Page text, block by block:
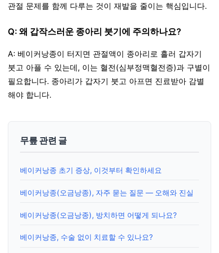
관절 문제를 함께 다루는 것이 재발을 줄이는 핵심입니다.
Q: 왜 갑작스러운 종아리 붓기에 주의하나요?
A: 베이커낭종이 터지면 관절액이 종아리로 흘러 갑자기
붓고 아플 수 있는데, 이는 혈전(심부정맥혈전증)과 구별이
필요합니다. 종아리가 갑자기 붓고 아프면 진료받아 감별
해야 합니다.
무릎 관련 글
베이커낭종 초기 증상, 이것부터 확인하세요
베이커낭종(오금낭종), 자주 묻는 질문 — 오해와 진실
베이커낭종(오금낭종), 방치하면 어떻게 되나요?
베이커낭종, 수술 없이 치료할 수 있나요?